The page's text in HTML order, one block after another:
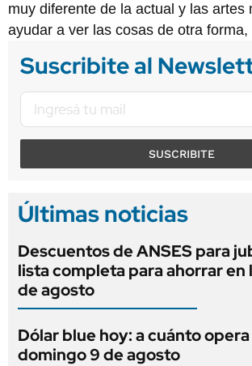
muy diferente de la actual y las artes
ayudar a ver las cosas de otra
Suscribite al
SUSCRIBITE
Últimas noticias
Descuentos de ANSES para
lista completa para ahorrar en
de agosto
Dólar blue hoy: a cuánto
domingo 9 de agosto